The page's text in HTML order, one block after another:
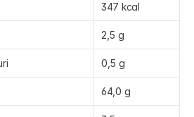
347 kcal
2,5 g
0,5 g
64,0 g